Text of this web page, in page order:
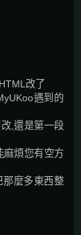
改了
遇到的
,還是第一段
麻煩您有空方
那麼多東西整